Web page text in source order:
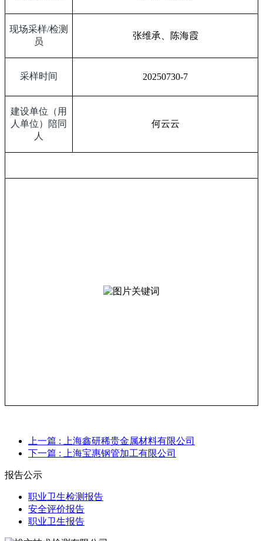
现场采样/检测
员
张维承、陈海霞
采样时间 20250730-7
建设单位（用
人单位）陪同
人
何云云
上一篇 : 上海鑫研稀贵金属材料有限公司
下一篇 : 上海宝惠钢管加工有限公司
报告公示
职业卫生检测报告
安全评价报告
职业卫生报告